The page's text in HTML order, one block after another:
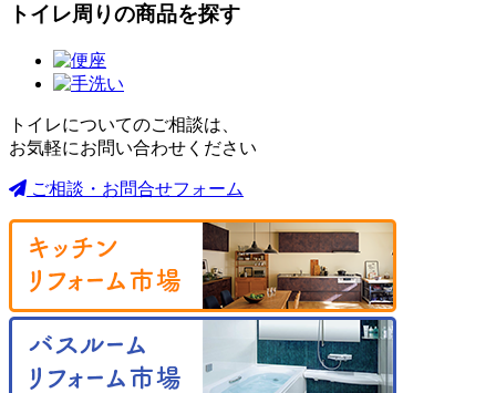
トイレ周りの商品を探す
トイレについてのご相談は、
お気軽にお問い合わせください
ご相談・お問合せフォーム